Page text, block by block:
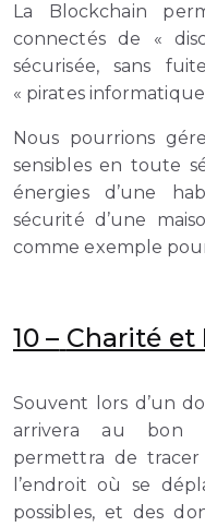
La Blockchain
connectés de «
sécurisée, sans
« pirates
Nous pourrions
sensibles en toute
énergies d’une
sécurité d’une
comme exemple
10 – Charité et
Souvent lors d’un
arrivera au bon
permettra de
l’endroit où se
possibles, et des